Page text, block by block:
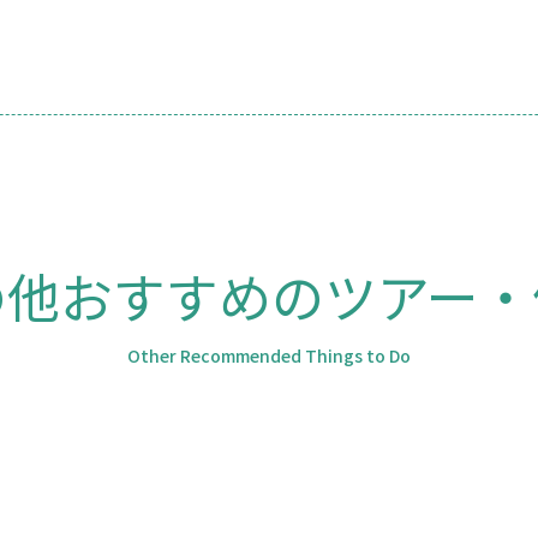
おすすめのツアー
Other Recommended Things to Do